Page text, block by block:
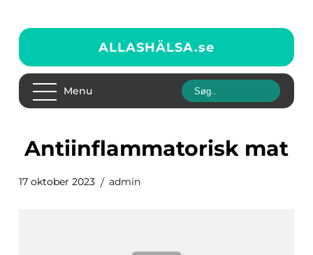
ALLASHÄLSA.se
Menu
antiinflammatorisk mat
17 oktober 2023 admin